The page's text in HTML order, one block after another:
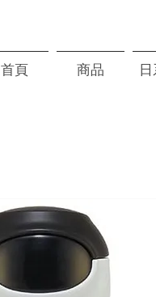
首頁 商品